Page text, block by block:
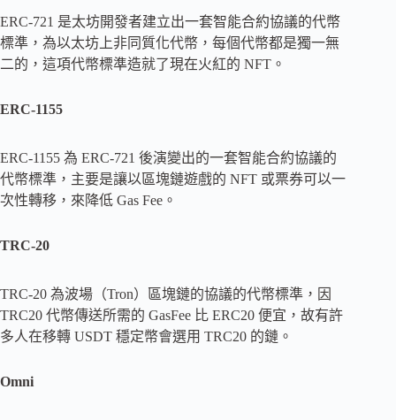
ERC-721 是太坊開發者建立出一套智能合約協議的代幣
標準，為以太坊上非同質化代幣，每個代幣都是獨一無
二的，這項代幣標準造就了現在火紅的 NFT。
ERC-1155
ERC-1155 為 ERC-721 後演變出的一套智能合約協議的
代幣標準，主要是讓以區塊鏈遊戲的 NFT 或票券可以一
次性轉移，來降低 Gas Fee。
TRC-20
TRC-20 為波場（Tron）區塊鏈的協議的代幣標準，因
TRC20 代幣傳送所需的 GasFee 比 ERC20 便宜，故有許
多人在移轉 USDT 穩定幣會選用 TRC20 的鏈。
Omni